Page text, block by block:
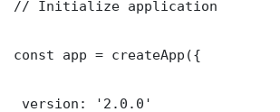
// Initialize application
const app = createApp({
version: '2.0.0'